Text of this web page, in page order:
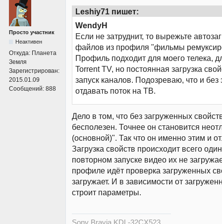
Просто участник
Неактивен
Откуда: Планета
Земля
Зарегистрирован:
2015.01.09
Сообщений: 888
Leshiy71 пишет:
WendyH
Если не затруднит, то вырежьте
файлов из профиля "фильмы
Профиль подходит для моего телека,
Torrent TV, но постоянная загрузка
запуск каналов. Подозреваю, что и без
отдавать поток на ТВ.
Дело в том, что без загруженных
бесполезен. Точнее он становится
(основной)". Так что он именно этим и
Загрузка свойств происходит всего
повторном запуске видео их не
профиле идёт проверка загруженных
загружает. И в зависимости от
строит параметры.
Sony Bravia KDL-32CX523